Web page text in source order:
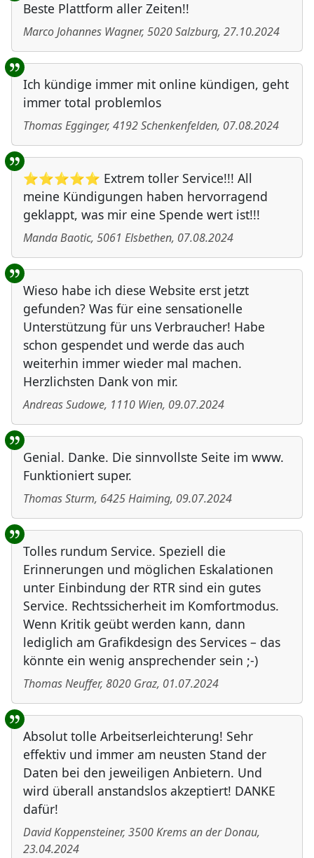
Beste Plattform aller Zeiten!!
Marco Johannes Wagner, 5020Salzburg, 27.10.2024
Ich kündige immer mit online kündigen, geht
immer total problemlos
Thomas Egginger, 4192Schenkenfelden, 07.08.2024
⭐⭐⭐⭐⭐ Extrem toller Service!!! All
meine Kündigungen haben hervorragend
geklappt, was mir eine Spende wert ist!!!
Manda Baotic, 5061 Elsbethen, 07.08.2024
Wieso habe ich diese Website erst jetzt
gefunden? Was für eine sensationelle
Unterstützung für uns Verbraucher! Habe
schon gespendet und werde das auch
weiterhin immer wieder mal machen.
Herzlichsten Dank von mir.
Andreas Sudowe, 1110 Wien, 09.07.2024
Genial. Danke. Die sinnvollste Seite im www.
Funktioniert super.
Thomas Sturm, 6425Haiming, 09.07.2024
Tolles rundum Service. Speziell die
Erinnerungen und möglichen Eskalationen
unter Einbindung der RTR sind ein gutes
Service. Rechtssicherheit im Komfortmodus.
Wenn Kritik geübt werden kann, dann
lediglich am Grafikdesign des Services – das
könnte ein wenig ansprechender sein ;-)
Thomas Neuffer, 8020 Graz, 01.07.2024
Absolut tolle Arbeitserleichterung! Sehr
effektiv und immer am neusten Stand der
Daten bei den jeweiligen Anbietern. Und
wird überall anstandslos akzeptiert! DANKE
dafür!
David Koppensteiner, 3500Krems an der Donau,
23.04.2024